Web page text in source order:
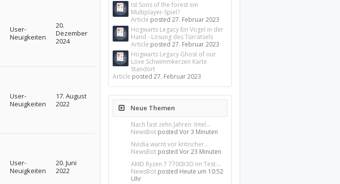
User-
Neuigkeiten
20.
Dezember
2024
User-
Neuigkeiten
17. August
2022
User-
Neuigkeiten
20. Juni
2022
Ist Sons of the forest ein
Multiplayer-Spiel?
Article posted27. Februar 2023
Hogwarts Legacy Ein Vogel in der
Hand - Lösung des Türrätsels
Article posted27. Februar 2023
Hogwarts Legacy Ghost of our
Love Schwimmkerzen Karte
Standort
Article posted27. Februar 2023
Neue Themen
Nach fast zehn Jahren: Intel...
NewsBot postedVor 3 Minuten
Nvidia warnt vor kritischer...
NewsBot postedVor 23 Minuten
AMD Ryzen 7 7700X3D im Test:...
NewsBot posted Heute um 10:52
Uhr